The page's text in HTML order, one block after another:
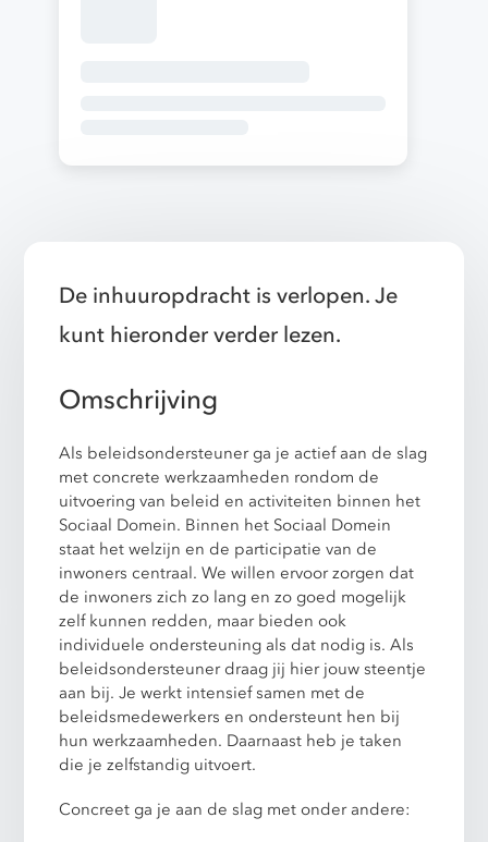
De inhuuropdracht is verlopen. Je
kunt hieronder verder lezen.
Omschrijving
Als beleidsondersteuner ga je actief aan de slag
met concrete werkzaamheden rondom de
uitvoering van beleid en activiteiten binnen het
Sociaal Domein. Binnen het Sociaal Domein
staat het welzijn en de participatie van de
inwoners centraal. We willen ervoor zorgen dat
de inwoners zich zo lang en zo goed mogelijk
zelf kunnen redden, maar bieden ook
individuele ondersteuning als dat nodig is. Als
beleidsondersteuner draag jij hier jouw steentje
aan bij. Je werkt intensief samen met de
beleidsmedewerkers en ondersteunt hen bij
hun werkzaamheden. Daarnaast heb je taken
die je zelfstandig uitvoert.
Concreet ga je aan de slag met onder andere: